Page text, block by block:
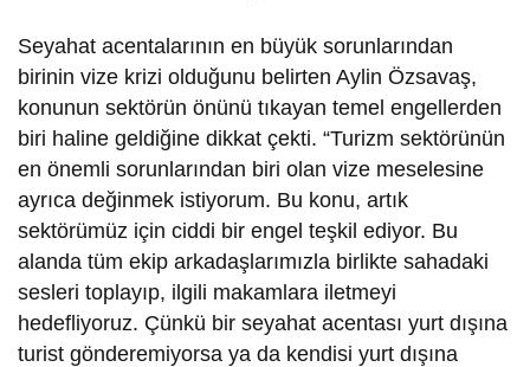
Seyahat acentalarının en büyük sorunlarından
birinin vize krizi olduğunu belirten Aylin Özsavaş,
konunun sektörün önünü tıkayan temel engellerden
biri haline geldiğine dikkat çekti. “Turizm sektörünün
en önemli sorunlarından biri olan vize meselesine
ayrıca değinmek istiyorum. Bu konu, artık
sektörümüz için ciddi bir engel teşkil ediyor. Bu
alanda tüm ekip arkadaşlarımızla birlikte sahadaki
sesleri toplayıp, ilgili makamlara iletmeyi
hedefliyoruz. Çünkü bir seyahat acentası yurt dışına
turist gönderemiyorsa ya da kendisi yurt dışına